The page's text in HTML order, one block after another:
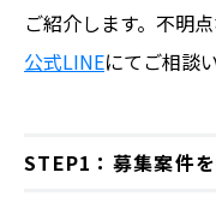
ご紹介します。不明点
公式LINEにてご相談
STEP1：募集案件